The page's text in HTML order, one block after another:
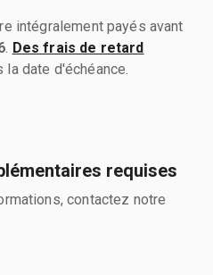
intégralement payés avant
Des frais de retard
date d'échéance.
requises
contactez notre